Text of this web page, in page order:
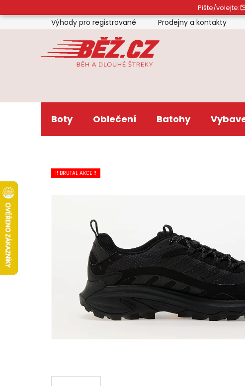
na
obsah
Pište/volejte:
Výhody pro registrované Prodejny a kontakty
Boty Oblečení Batohy
!! BRUTAL AKCE !!